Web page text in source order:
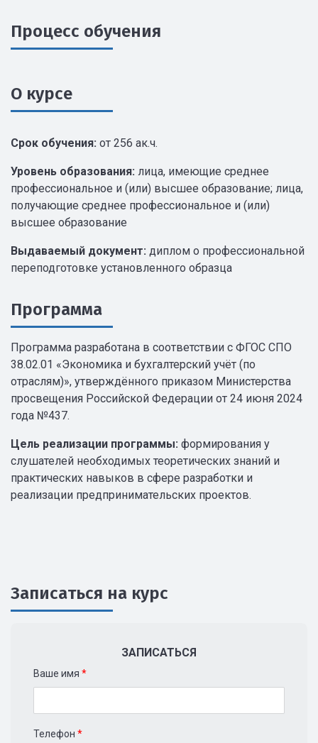
Процесс обучения
О курсе
Срок обучения: от 256 ак.ч.
Уровень образования: лица, имеющие среднее
профессиональное и (или) высшее образование; лица,
получающие среднее профессиональное и (или)
высшее образование
Выдаваемый документ: диплом о профессиональной
переподготовке установленного образца
Программа
Программа разработана в соответствии с ФГОС СПО
38.02.01 «Экономика и бухгалтерский учёт (по
отраслям)», утверждённого приказом Министерства
просвещения Российской Федерации от 24 июня 2024
года №437.
Цель реализации программы: формирования у
слушателей необходимых теоретических знаний и
практических навыков в сфере разработки и
реализации предпринимательских проектов.
Записаться на курс
ЗАПИСАТЬСЯ
Ваше имя *
Телефон *